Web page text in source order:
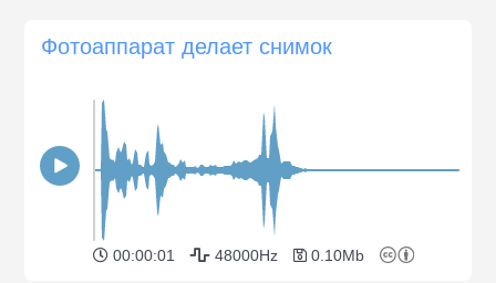
Фотоаппарат делает снимок
00:00:01 48000Hz 0.10Mb